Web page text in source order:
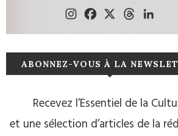
ABONNEZ-VOUS À LA
Recevez l’Essentiel de la
et une sélection d’articles de la